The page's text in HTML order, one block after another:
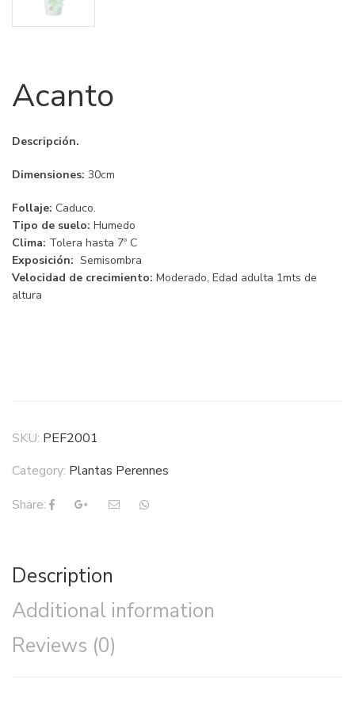
Acanto
Descripción.
Dimensiones: 30cm
Follaje: Caduco.
Tipo de suelo: Humedo
Clima: Tolera hasta 7º C
Exposición: Semisombra
Velocidad de crecimiento: Moderado, Edad adulta 1mts de
altura
SKU: PEF2001
Category: Plantas Perennes
Share:
Description
Additional information
Reviews (0)